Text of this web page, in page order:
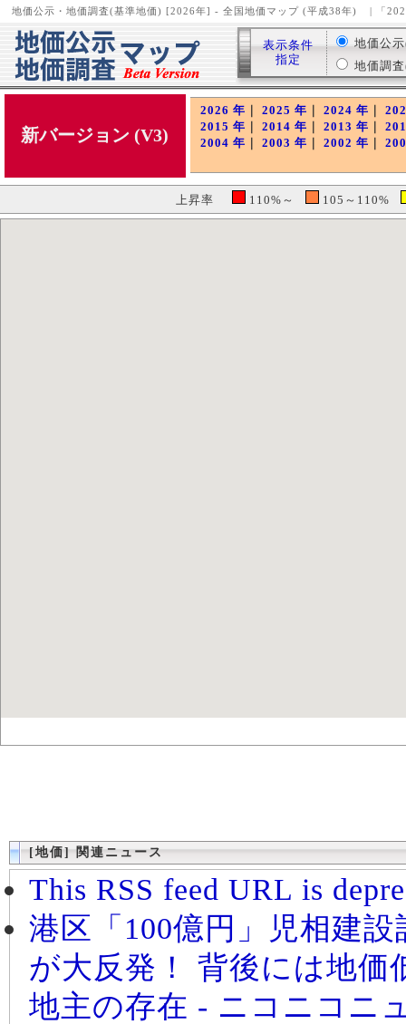
地価公示・地価調査(基準地価) [2026年] - 全国地価マップ (平成38年) | 「
表示条件
指定
地価公
地価調
新バージョン (V3)
2026 年 2025 年 2024 年
2015 年
2014 年 2013 年
2004 年
2003 年 2002 年
上昇率 110%～ 105～110%
[地価] 関連ニュース
This RSS feed URL is
港区「100億円」児相建
が大反発！ 背後には地価
地主の存在 - ニコニコニ